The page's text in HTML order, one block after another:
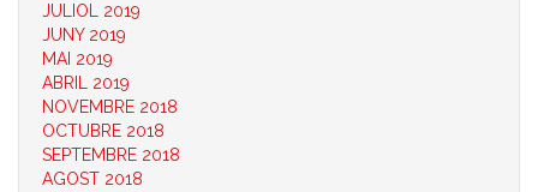
JULIOL 2019
JUNY 2019
MAI 2019
ABRIL 2019
NOVEMBRE 2018
OCTUBRE 2018
SEPTEMBRE 2018
AGOST 2018